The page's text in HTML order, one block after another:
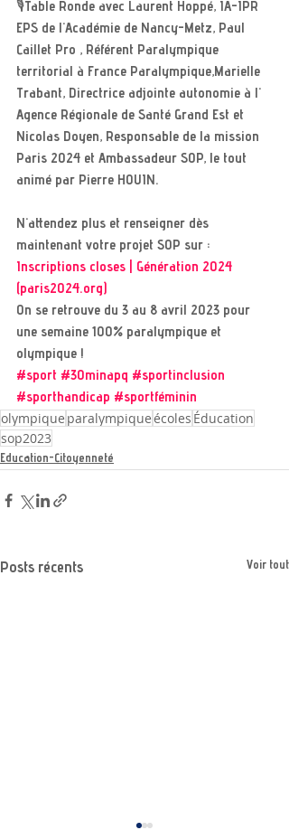
🎙Table Ronde avec Laurent Hoppé, IA-IPR
EPS de l'Académie de Nancy-Metz, Paul
Caillet Pro , Référent Paralympique
territorial à France Paralympique,Marielle
Trabant, Directrice adjointe autonomie à l'
Agence Régionale de Santé Grand Est et
Nicolas Doyen, Responsable de la mission
Paris 2024 et Ambassadeur SOP, le tout
animé par Pierre HOUIN.
N'attendez plus et renseigner dès
maintenant votre projet SOP sur :
Inscriptions closes | Génération 2024
(paris2024.org)
On se retrouve du 3 au 8 avril 2023 pour
une semaine 100% paralympique et
olympique !
#sport #30minapq #sportinclusion
#sporthandicap #sportféminin
olympique paralympiqueécoles Éducation
sop2023
Education-Citoyenneté
Posts récents Voir tout